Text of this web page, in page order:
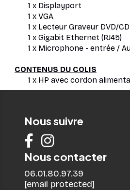
1 x Displayport
1 x VGA
1 x Lecteur Graveur DVD/CD
1 x Gigabit Ethernet (RJ45)
1 x Microphone - entrée /
CONTENUS DU COLIS
1 x HP avec cordon
Nous suivre
 
Nous contacter
06.01.80.97.39
[email protected]